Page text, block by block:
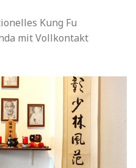
Kung Fu
mit Vollkontakt